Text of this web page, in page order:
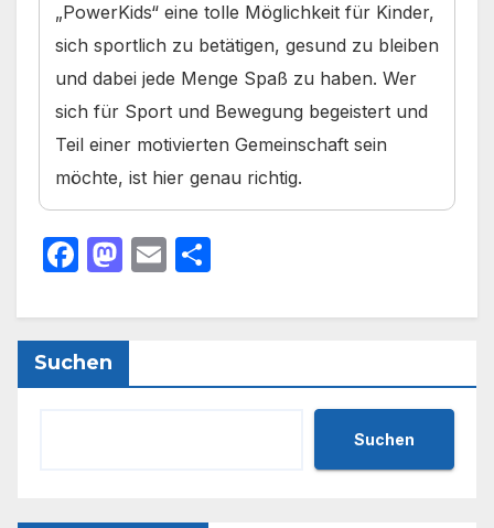
„PowerKids“ eine tolle Möglichkeit für Kinder,
sich sportlich zu betätigen, gesund zu bleiben
und dabei jede Menge Spaß zu haben. Wer
sich für Sport und Bewegung begeistert und
Teil einer motivierten Gemeinschaft sein
möchte, ist hier genau richtig.
F
c
e
b
M
st
d
E
ail le
Suchen
Suchen